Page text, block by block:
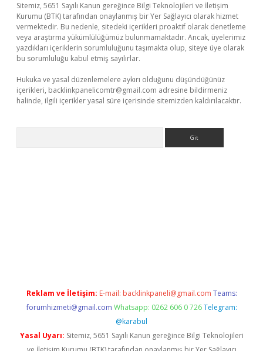
Sitemiz, 5651 Sayılı Kanun gereğince Bilgi Teknolojileri ve İletişim
Kurumu (BTK) tarafından onaylanmış bir Yer Sağlayıcı olarak hizmet
vermektedir. Bu nedenle, sitedeki içerikleri proaktif olarak denetleme
veya araştırma yükümlülüğümüz bulunmamaktadır. Ancak, üyelerimiz
yazdıkları içeriklerin sorumluluğunu taşımakta olup, siteye üye olarak
bu sorumluluğu kabul etmiş sayılırlar.
Hukuka ve yasal düzenlemelere aykırı olduğunu düşündüğünüz
içerikleri, backlinkpanelicomtr@gmail.com adresine bildirmeniz
halinde, ilgili içerikler yasal süre içerisinde sitemizden kaldırılacaktır.
Reklam ve İletişim: E-mail: backlinkpaneli@gmail.com Teams:
forumhizmeti@gmail.com Whatsapp: 0262 606 0 726 Telegram:
@karabul
Yasal Uyarı: Sitemiz, 5651 Sayılı Kanun gereğince Bilgi Teknolojileri